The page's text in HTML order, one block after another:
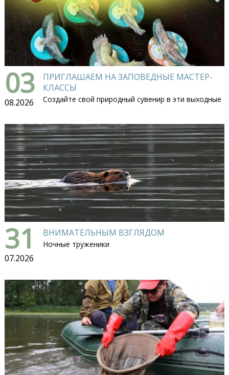
03
08.2026
ПРИГЛАШАЕМ НА ЗАПОВЕДНЫЕ МАСТЕР-
КЛАССЫ
Создайте свой природный сувенир в эти выходные
31
07.2026
ВНИМАТЕЛЬНЫМ ВЗГЛЯДОМ
Ночные труженики